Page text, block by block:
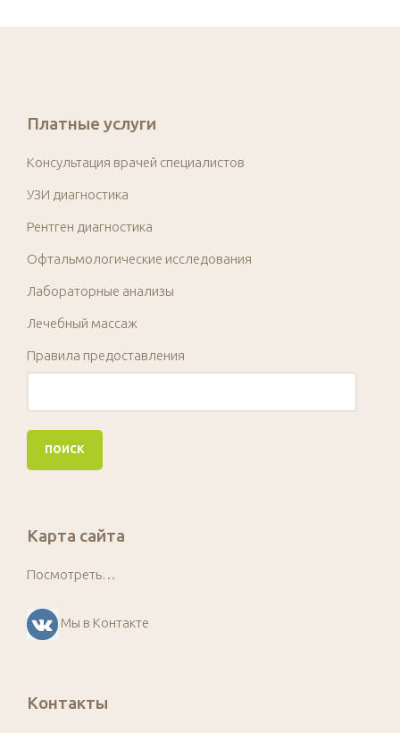
Платные услуги
Консультация врачей специалистов
УЗИ диагностика
Рентген диагностика
Офтальмологические исследования
Лабораторные анализы
Лечебный массаж
Правила предоставления
Карта сайта
Посмотреть…
Мы в Контакте
Контакты